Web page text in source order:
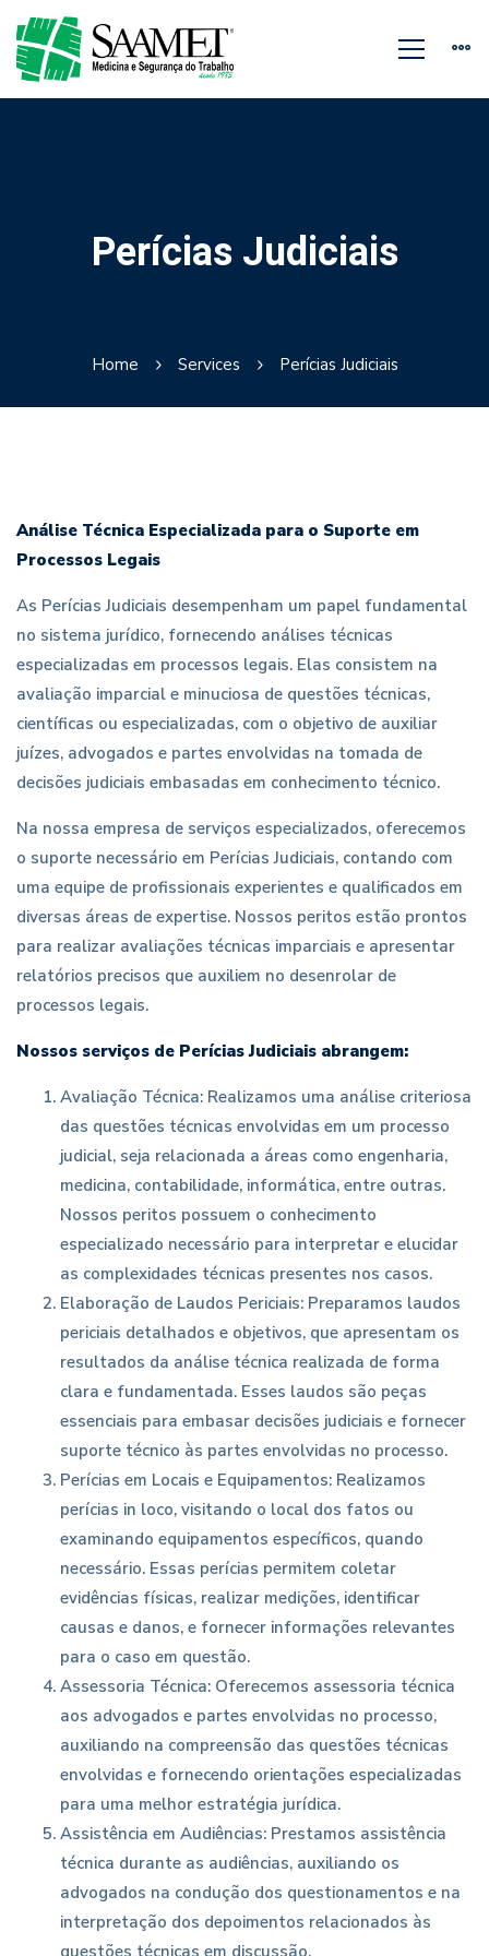
Perícias Judiciais
Home Services Perícias Judiciais
Análise Técnica Especializada para o Suporte em
Processos Legais
As Perícias Judiciais desempenham um papel fundamental
no sistema jurídico, fornecendo análises técnicas
especializadas em processos legais. Elas consistem na
avaliação imparcial e minuciosa de questões técnicas,
científicas ou especializadas, com o objetivo de auxiliar
juízes, advogados e partes envolvidas na tomada de
decisões judiciais embasadas em conhecimento técnico.
Na nossa empresa de serviços especializados, oferecemos
o suporte necessário em Perícias Judiciais, contando com
uma equipe de profissionais experientes e qualificados em
diversas áreas de expertise. Nossos peritos estão prontos
para realizar avaliações técnicas imparciais e apresentar
relatórios precisos que auxiliem no desenrolar de
processos legais.
Nossos serviços de Perícias Judiciais abrangem:
Avaliação Técnica: Realizamos uma análise criteriosa
das questões técnicas envolvidas em um processo
judicial, seja relacionada a áreas como engenharia,
medicina, contabilidade, informática, entre outras.
Nossos peritos possuem o conhecimento
especializado necessário para interpretar e elucidar
as complexidades técnicas presentes nos casos.
Elaboração de Laudos Periciais: Preparamos laudos
periciais detalhados e objetivos, que apresentam os
resultados da análise técnica realizada de forma
clara e fundamentada. Esses laudos são peças
essenciais para embasar decisões judiciais e fornecer
suporte técnico às partes envolvidas no processo.
Perícias em Locais e Equipamentos: Realizamos
perícias in loco, visitando o local dos fatos ou
examinando equipamentos específicos, quando
necessário. Essas perícias permitem coletar
evidências físicas, realizar medições, identificar
causas e danos, e fornecer informações relevantes
para o caso em questão.
Assessoria Técnica: Oferecemos assessoria técnica
aos advogados e partes envolvidas no processo,
auxiliando na compreensão das questões técnicas
envolvidas e fornecendo orientações especializadas
para uma melhor estratégia jurídica.
Assistência em Audiências: Prestamos assistência
técnica durante as audiências, auxiliando os
advogados na condução dos questionamentos e na
interpretação dos depoimentos relacionados às
questões técnicas em discussão.